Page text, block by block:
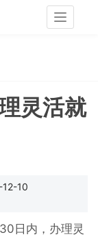
Toggle
灵活就
12-10
日内，办理灵